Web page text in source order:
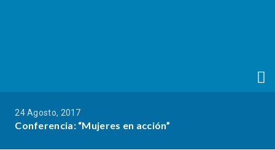
24 Agosto, 2017
Conferencia: “Mujeres en acción”